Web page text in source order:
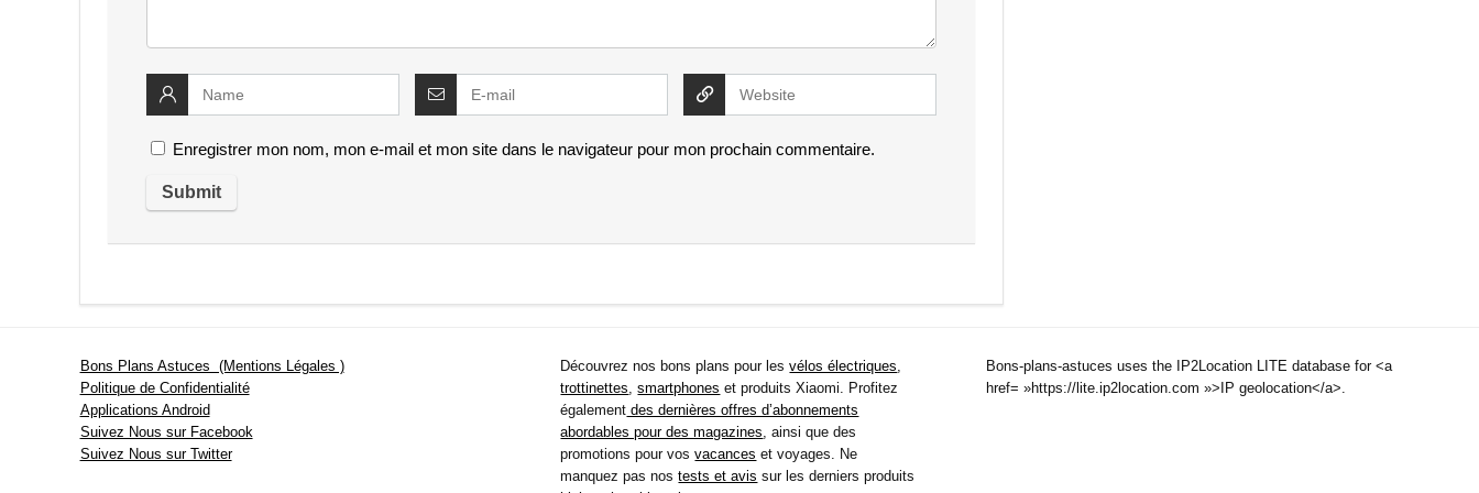
Enregistrer mon nom, mon e-mail et mon site dans le navigateur pour mon prochain commentaire.
Bons Plans Astuces (Mentions Légales )
Politique de Confidentialité
Applications Android
Suivez Nous sur Facebook
Suivez Nous sur Twitter
Découvrez nos bons plans pour lesvélos électriques,
trottinettes,smartphones et produits Xiaomi. Profitez
également des dernières offres d’abonnements
abordables pour des magazines, ainsi que des
promotions pour vosvacances et voyages. Ne
manquez pas nostests et avis sur les derniers produits
Bons-plans-astuces uses the IP2Location LITE database for <a
href= »https://lite.ip2location.com »>IP geolocation</a>.